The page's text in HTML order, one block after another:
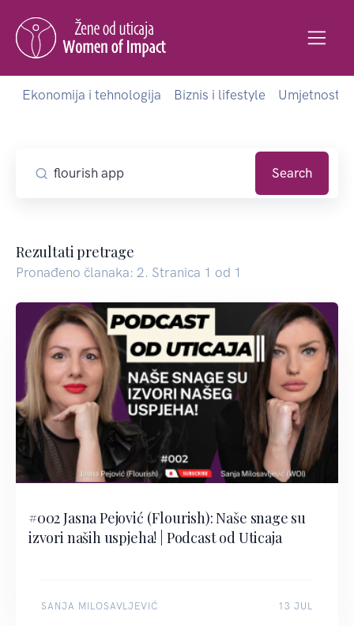
Ekonomija i tehnologija Biznis i lifestyle Umjetnost i
Search
Rezultati pretrage
Pronađeno članaka: 2. Stranica 1 od 1
#002 Jasna Pejović (Flourish): Naše snage su
izvori naših uspjeha! | Podcast od Uticaja
SANJA MILOSAVLJEVIĆ 13 JUL